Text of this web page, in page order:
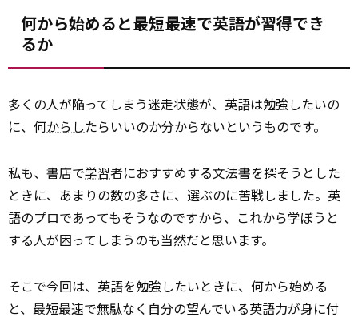
何から始めると最短最速で英語が習得でき
るか
多くの人が陥ってしまう迷走状態が、英語は勉強したいの
に、何からしたらいいのか分からないというものです。
私も、書店で学習者におすすめする文法書を探そうとした
ときに、あまりの数の多さに、選ぶのに苦戦しました。英
語のプロであってもそうなのですから、これから学ぼうと
する人が困ってしまうのも当然だと思います。
そこで今回は、英語を勉強したいときに、何から始める
と、最短最速で無駄なく自分の望んでいる英語力が身に付